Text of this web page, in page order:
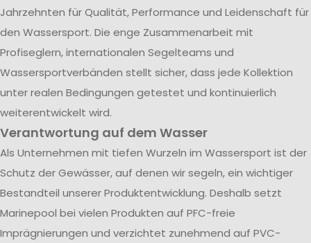
Jahrzehnten für Qualität, Performance und Leidenschaft für
den Wassersport. Die enge Zusammenarbeit mit
Profiseglern, internationalen Segelteams und
Wassersportverbänden stellt sicher, dass jede Kollektion
unter realen Bedingungen getestet und kontinuierlich
weiterentwickelt wird.
Verantwortung auf dem Wasser
Als Unternehmen mit tiefen Wurzeln im Wassersport ist der
Schutz der Gewässer, auf denen wir segeln, ein wichtiger
Bestandteil unserer Produktentwicklung. Deshalb setzt
Marinepool bei vielen Produkten auf PFC-freie
Imprägnierungen und verzichtet zunehmend auf PVC-